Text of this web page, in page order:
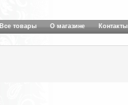
Все товары О магазине Контакты